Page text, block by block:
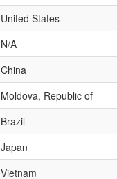
United States
N/A
China
Moldova, Republic of
Brazil
Japan
Vietnam